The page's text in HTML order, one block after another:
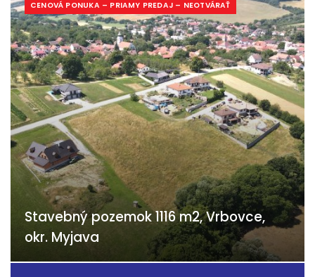
CENOVÁ PONUKA – PRIAMY PREDAJ – NEOTVÁRAŤ
Stavebný pozemok 1116 m2, Vrbovce,
okr. Myjava